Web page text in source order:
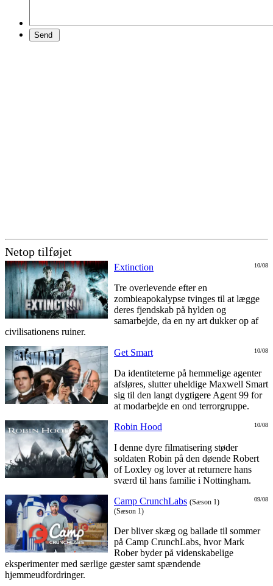
Netop tilføjet
10/08
Extinction
Tre overlevende efter en
zombieapokalypse tvinges til at lægge
deres fjendskab på hylden og
samarbejde, da en ny art dukker op af
civilisationens ruiner.
10/08
Get Smart
Da identiteterne på hemmelige agenter
afsløres, slutter uheldige Maxwell Smart
sig til den langt dygtigere Agent 99 for
at modarbejde en ond terrorgruppe.
10/08
Robin Hood
I denne dyre filmatisering støder
soldaten Robin på den døende Robert
of Loxley og lover at returnere hans
sværd til hans familie i Nottingham.
09/08
Camp CrunchLabs (Sæson 1)
(Sæson 1)
Der bliver skæg og ballade til sommer
på Camp CrunchLabs, hvor Mark
Rober byder på videnskabelige
eksperimenter med særlige gæster samt spændende
hjemmeudfordringer.